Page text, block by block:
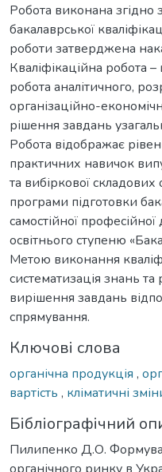
Робота виконана
бакалаврської
роботи затверджена
Кваліфікаційна робота
робота аналітичного,
організаційно-
рішення завдань
Робота відображає
практичних навичок
та вибіркової
програми підготовки
самостійної професійної
освітнього ступеню
Метою виконання
систематизація знань
вирішення завдань
спрямування.
Ключові слова
органічна продукція ,
вартість , кліматичні
Бібліографічний
Пилипенко Д.О.